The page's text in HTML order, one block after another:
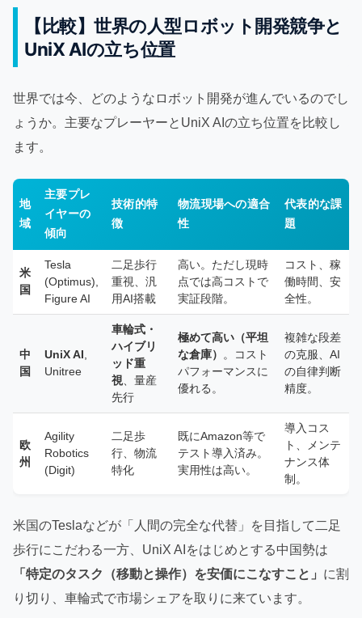
【比較】世界の人型ロボット開発競争と
UniX AIの立ち位置
世界では今、どのようなロボット開発が進んでいるのでし
ょうか。主要なプレーヤーとUniX AIの立ち位置を比較し
ます。
地
域
主要プレ
イヤーの
傾向
技術的特
徴
物流現場への適合
性
代表的な課
題
米
国
Tesla
(Optimus),
Figure AI
二足歩行
重視、汎
用AI搭載
高い。ただし現時
点では高コストで
実証段階。
コスト、稼
働時間、安
全性。
中
国
UniX AI
Unitree
車輪式・
ハイブリ
ッド重
視 、量産
先行
極めて高い（平坦
な倉庫）
。コスト
パフォーマンスに
優れる。
複雑な段差
の克服、AI
の自律判断
精度。
欧
州
Agility
Robotics
(Digit)
二足歩
行、物流
特化
既にAmazon等で
テスト導入済み。
実用性は高い。
導入コス
ト、メンテ
ナンス体
制。
米国のTeslaなどが「人間の完全な代替」を目指して二足
歩行にこだわる一方、UniX AIをはじめとする中国勢は
「特定のタスク（移動と操作）を安価にこなすこと」 に割
り切り、車輪式で市場シェアを取りに来ています。